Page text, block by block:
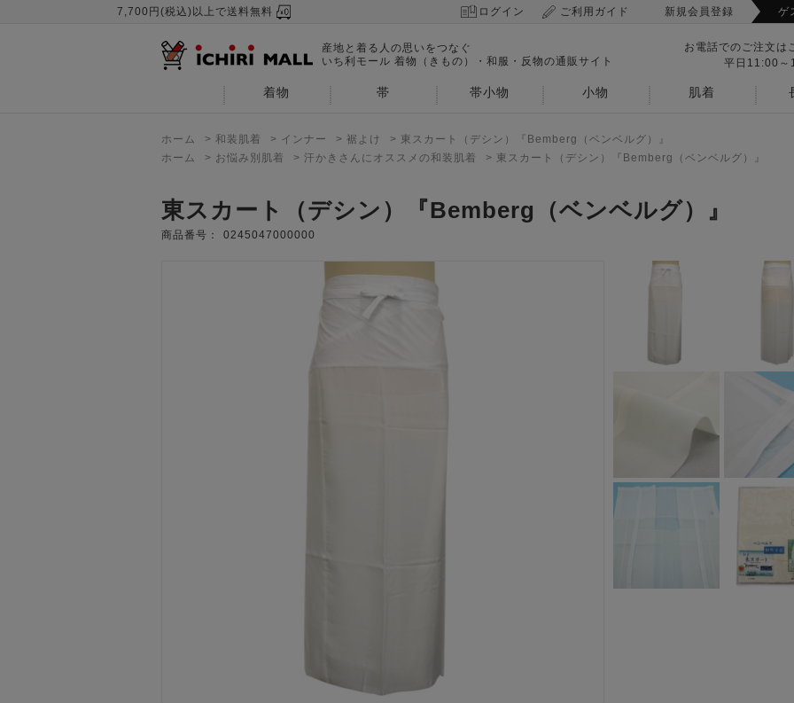
7,700円(税込)以上で送料無料 ログイン ご利用ガイド 新規会員登録 ゲ
産地と着る人の思いをつなぐ
いち利モール 着物（きもの）・和服・反物の通販サイト
お電話でのご注文は
平日11:00～
着物 帯 帯小物 小物 肌着
ホーム > 和装肌着 > インナー > 裾よけ > 東スカート（デシン）『Bemberg（ベンベルグ）』
ホーム
> お悩み別肌着 > 汗かきさんにオススメの和装肌着 > 東スカート（デシン）『Bemberg（ベンベルグ）』
東スカート（デシン）『Bemberg（ベンベルグ）』
商品番号： 0245047000000